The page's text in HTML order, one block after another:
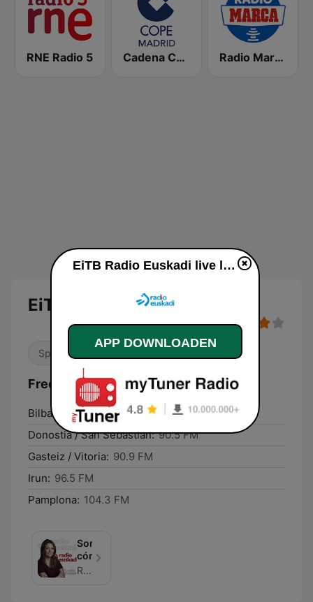
RNE Radio 5 Cadena COPE Madrid Radio Marca Nacional
EiTB Radio Euskadi
Sport
Frequenties EiTB Radio Euskadi:
Bilbao:
91.7 FM
Donostia / San Sebastián: 90.5 FM
Gasteiz / Vitoria: 90.9 FM
Irun: 96.5 FM
Pamplona: 104.3 FM
Somos
cómplices
Radio Euskadi (EITB)
EiTB Radio Euskadi live luisteren
APP DOWNLOADEN